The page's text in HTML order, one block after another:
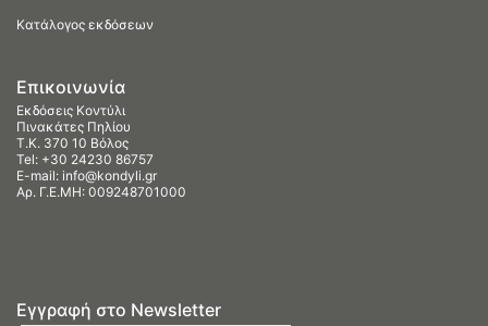
Κατάλογος εκδόσεων
Επικοινωνία
Εκδόσεις Κοντύλι
Πινακάτες Πηλίου
Τ.Κ. 370 10 Βόλος
Tel: +30 24230 86757
E-mail: info@kondyli.gr
Αρ. Γ.Ε.ΜΗ: 009248701000
Εγγραφή στο Newsletter